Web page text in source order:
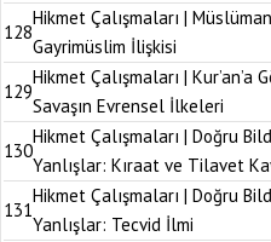
128
Hikmet Çalışmaları |
Gayrimüslim İlişkisi
129
Hikmet Çalışmaları | Kur’an’a
Savaşın Evrensel İlkeleri
130
Hikmet Çalışmaları | Doğru
Yanlışlar: Kıraat ve Tilavet
131
Hikmet Çalışmaları | Doğru
Yanlışlar: Tecvid İlmi